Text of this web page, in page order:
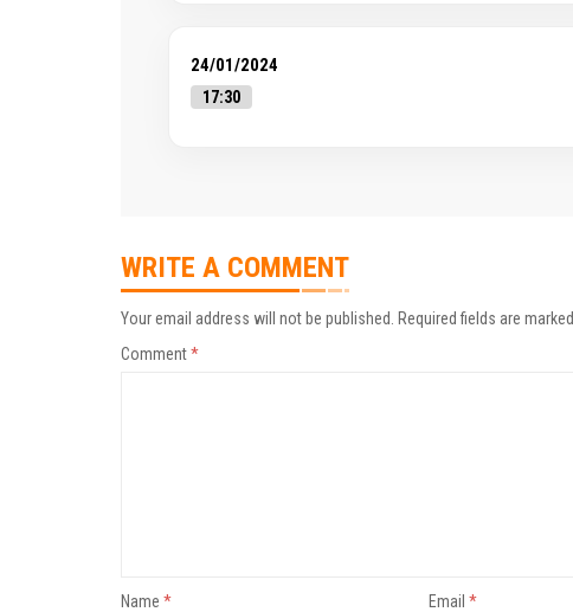
24/01/2024
17:30
WRITE A COMMENT
Your email address will not be published. Required fields are marked
Comment*
Name * Email *